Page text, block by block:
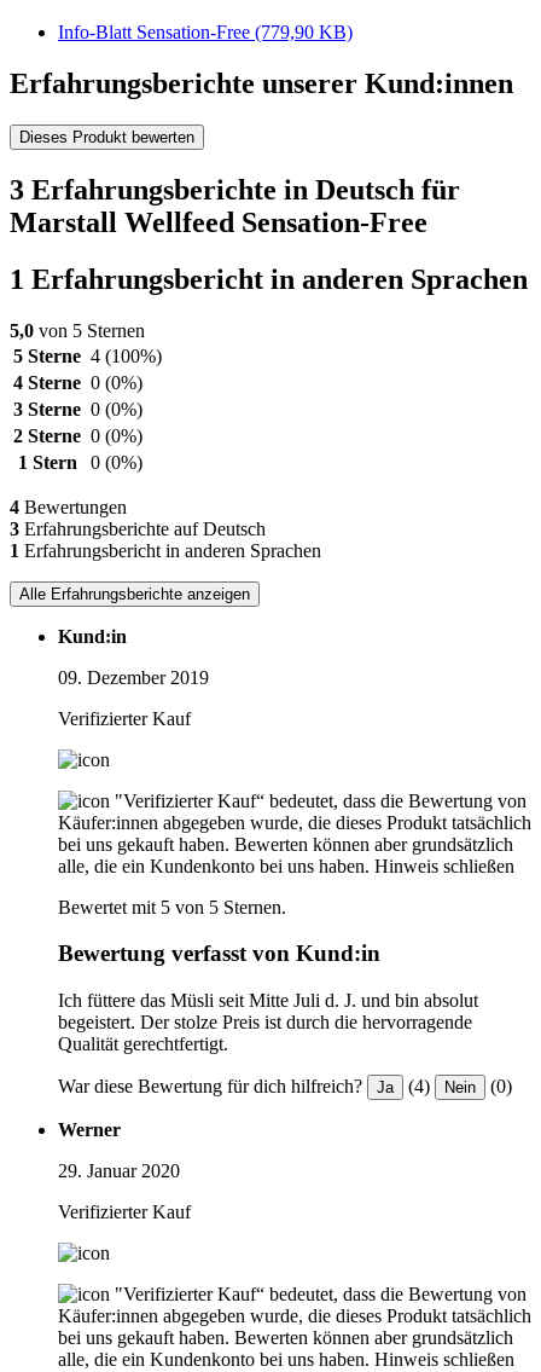
Info-Blatt Sensation-Free (779,90 KB)
Erfahrungsberichte unserer Kund:innen
Dieses Produkt bewerten
3 Erfahrungsberichte in Deutsch für
Marstall Wellfeed Sensation-Free
1 Erfahrungsbericht in anderen Sprachen
5,0 von 5 Sternen
5 Sterne 4 (100%)
4 Sterne 0 (0%)
3 Sterne 0 (0%)
2 Sterne 0 (0%)
1 Stern
0 (0%)
4 Bewertungen
3 Erfahrungsberichte auf Deutsch
1 Erfahrungsbericht in anderen Sprachen
Alle Erfahrungsberichte anzeigen
Kund:in
09. Dezember 2019
Verifizierter Kauf
"Verifizierter Kauf“ bedeutet, dass die Bewertung von
Käufer:innen abgegeben wurde, die dieses Produkt tatsächlich
bei uns gekauft haben. Bewerten können aber grundsätzlich
alle, die ein Kundenkonto bei uns haben. Hinweis schließen
Bewertet mit 5 von 5 Sternen.
Bewertung verfasst von Kund:in
Ich füttere das Müsli seit Mitte Juli d. J. und bin absolut
begeistert. Der stolze Preis ist durch die hervorragende
Qualität gerechtfertigt.
War diese Bewertung für dich hilfreich? Ja (4) Nein (0)
Werner
29. Januar 2020
Verifizierter Kauf
"Verifizierter Kauf“ bedeutet, dass die Bewertung von
Käufer:innen abgegeben wurde, die dieses Produkt tatsächlich
bei uns gekauft haben. Bewerten können aber grundsätzlich
alle, die ein Kundenkonto bei uns haben. Hinweis schließen